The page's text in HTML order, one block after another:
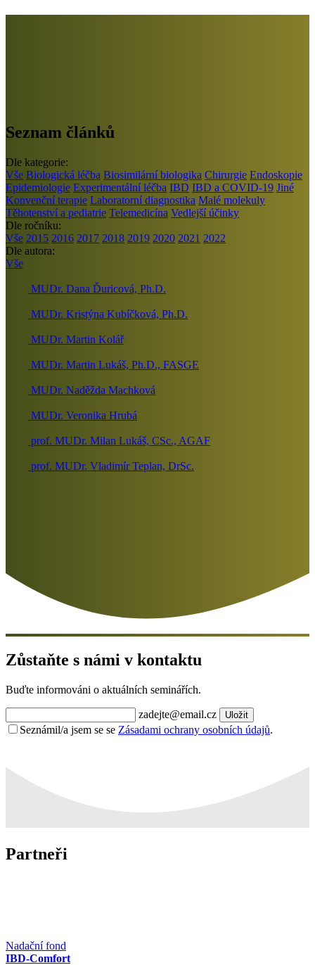
Seznam článků
Dle kategorie:
Vše Biologická léčba Biosimilární biologika Chirurgie Endoskopie
Epidemiologie Experimentální léčba IBD IBD a COVID-19 Jiné
Konvenční terapie Laboratorní diagnostika Malé molekuly
Těhotenství a pediatrie Telemedicína Vedlejší účinky
Dle ročníku:
Vše 2015 2016 2017 2018 2019 2020 2021 2022
Dle autora:
Vše
MUDr. Dana Ďuricová, Ph.D.
MUDr. Kristýna Kubíčková, Ph.D.
MUDr. Martin Kolář
MUDr. Martin Lukáš, Ph.D., FASGE
MUDr. Naděžda Machková
MUDr. Veronika Hrubá
prof. MUDr. Milan Lukáš, CSc., AGAF
prof. MUDr. Vladimír Teplan, DrSc.
Zůstaňte s námi v kontaktu
Buďte informováni o aktuálních seminářích.
zadejte@email.cz Uložit
Seznámil/a jsem se se Zásadami ochrany osobních údajů.
Partneři
Nadační fond
IBD-Comfort